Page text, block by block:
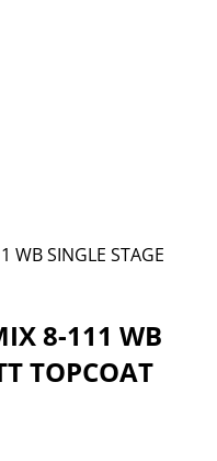
WB SINGLE STAGE
8-111 WB
TOPCOAT